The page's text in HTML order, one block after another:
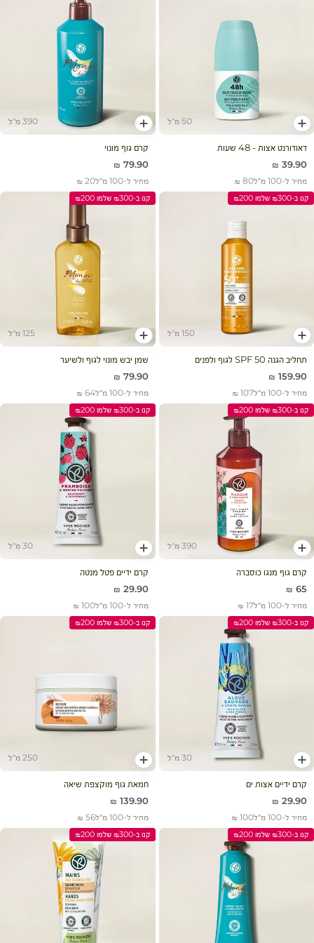
50 מ"ל
הוסף לעגלה
דאודורנט אצות - 48 שעות
מחיר מבצע
39.90 ₪
מחיר ל-100 מ״ל 80 ₪
390 מ"ל
הוסף לעגלה
קרם גוף מונוי
מחיר מבצע
79.90 ₪
מחיר ל-100 מ״ל 20 ₪
קנו ב-₪300 שלמו ₪200
150 מ"ל
הוסף לעגלה
תחליב הגנה SPF 50 לגוף ולפנים
מחיר מבצע
159.90 ₪
מחיר ל-100 מ״ל 107 ₪
קנו ב-₪300 שלמו ₪200
125 מ"ל
הוסף לעגלה
שמן יבש מונוי לגוף ולשיער
מחיר מבצע
79.90 ₪
מחיר ל-100 מ״ל 64 ₪
קנו ב-₪300 שלמו ₪200
390 מ"ל
הוסף לעגלה
קרם גוף מנגו כוסברה
מחיר מבצע
65 ₪
מחיר ל-100 מ״ל 17 ₪
קנו ב-₪300 שלמו ₪200
30 מ"ל
הוסף לעגלה
קרם ידיים פטל מנטה
מחיר מבצע
29.90 ₪
מחיר ל-100 מ״ל 100 ₪
קנו ב-₪300 שלמו ₪200
30 מ"ל
הוסף לעגלה
קרם ידיים אצות ים
מחיר מבצע
29.90 ₪
מחיר ל-100 מ״ל 100 ₪
קנו ב-₪300 שלמו ₪200
250 מ"ל
הוסף לעגלה
חמאת גוף מוקצפת שיאה
מחיר מבצע
139.90 ₪
מחיר ל-100 מ״ל 56 ₪
קנו ב-₪300 שלמו ₪200 קנו ב-₪300 שלמו ₪200